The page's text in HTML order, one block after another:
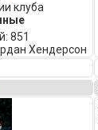
клуба
851
Хендерсон